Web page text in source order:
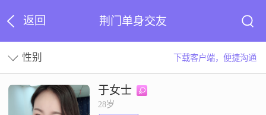
返回 荆门单身交友
性别 下载客户端，便捷沟通
于女士
28岁